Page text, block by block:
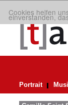
Cookies helfen
einverstanden,
Portrait